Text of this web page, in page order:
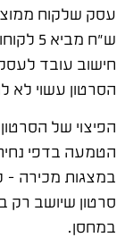
הסרטון עשוי
הפיצוי של הסרטון קובע
הטמעה בדפי
סרטון שיושב רק
במחסן.